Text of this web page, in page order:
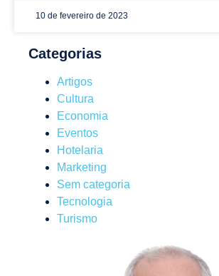
10 de fevereiro de 2023
Categorias
Artigos
Cultura
Economia
Eventos
Hotelaria
Marketing
Sem categoria
Tecnologia
Turismo